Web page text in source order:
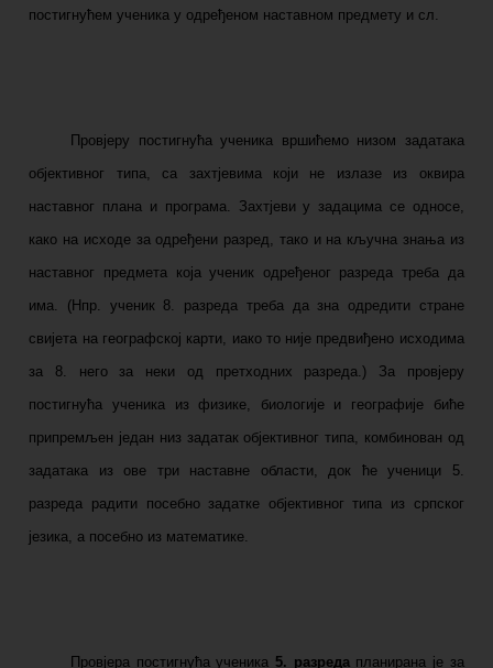
постигнућем ученика у одређеном наставном предмету и сл.
Провјеру постигнућа ученика вршићемо низом задатака
објективног типа, са захтјевима који не излазе из оквира
наставног плана и програма. Захтјеви у задацима се односе,
како на исходе за одређени разред, тако и на кључна знања из
наставног предмета која ученик одређеног разреда треба да
има. (Нпр. ученик 8. разреда треба да зна одредити стране
свијета на географској карти, иако то није предвиђено исходима
за 8. него за неки од претходних разреда.) За провјеру
постигнућа ученика из физике, биологије и географије биће
припремљен један низ задатак објективног типа, комбинован од
задатака из ове три наставне области, док ће ученици 5.
разреда радити посебно задатке објективног типа из српског
језика, а посебно из математике.
Провјера постигнућа ученика 5. разреда планирана је за